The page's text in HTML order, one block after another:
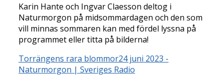
Karin Hante och Ingvar Claesson deltog i
Naturmorgon på midsommardagen och den som
vill minnas sommaren kan med fördel lyssna på
programmet eller titta på bilderna!
Torrängens rara blommor24 juni 2023 -
Naturmorgon | Sveriges Radio